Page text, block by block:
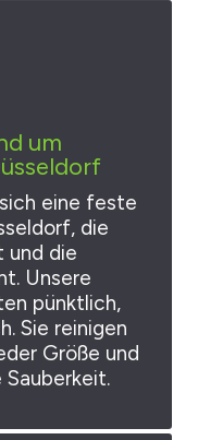
um
eine feste
die
und die
Unsere
pünktlich,
Sie reinigen
Größe und